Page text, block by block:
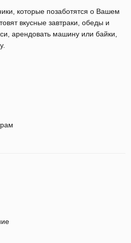
которые позаботятся о Вашем
вкусные завтраки, обеды и
арендовать машину или байки,